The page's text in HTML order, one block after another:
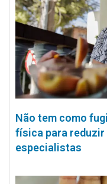
Não tem como
física para
especialistas